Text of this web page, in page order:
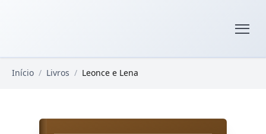
Início / Livros / Leonce e Lena